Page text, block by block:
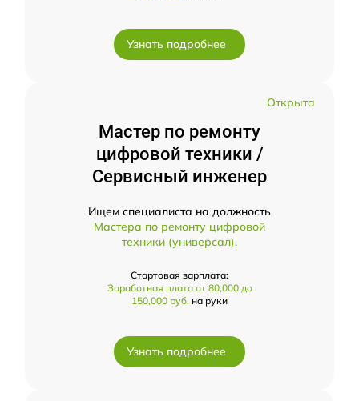
Узнать подробнее
Открыта
Мастер по ремонту
цифровой техники /
Сервисный инженер
Ищем специалиста на должность
Мастера по ремонту цифровой
техники (универсал).
Стартовая зарплата:
Заработная плата от 80,000 до
150,000 руб. на руки
Узнать подробнее